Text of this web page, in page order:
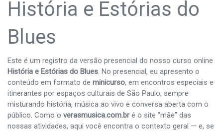
História e Estórias do
Blues
Este é um registro da versão presencial do nosso curso online
História e Estórias do Blues. No presencial, eu apresento o
conteúdo em formato de minicurso, em encontros especiais e
itinerantes por espaços culturais de São Paulo, sempre
misturando história, música ao vivo e conversa aberta com o
público. Como o verasmusica.com.bré o site “mãe” das
nossas atividades, aqui você encontra o contexto geral — e, se